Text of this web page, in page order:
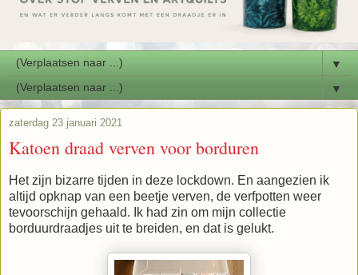
▼
▼
zaterdag 23 januari 2021
Katoen draad verven voor borduren
Het zijn bizarre tijden in deze lockdown. En aangezien ik
altijd opknap van een beetje verven, de verfpotten weer
tevoorschijn gehaald. Ik had zin om mijn collectie
borduurdraadjes uit te breiden, en dat is gelukt.